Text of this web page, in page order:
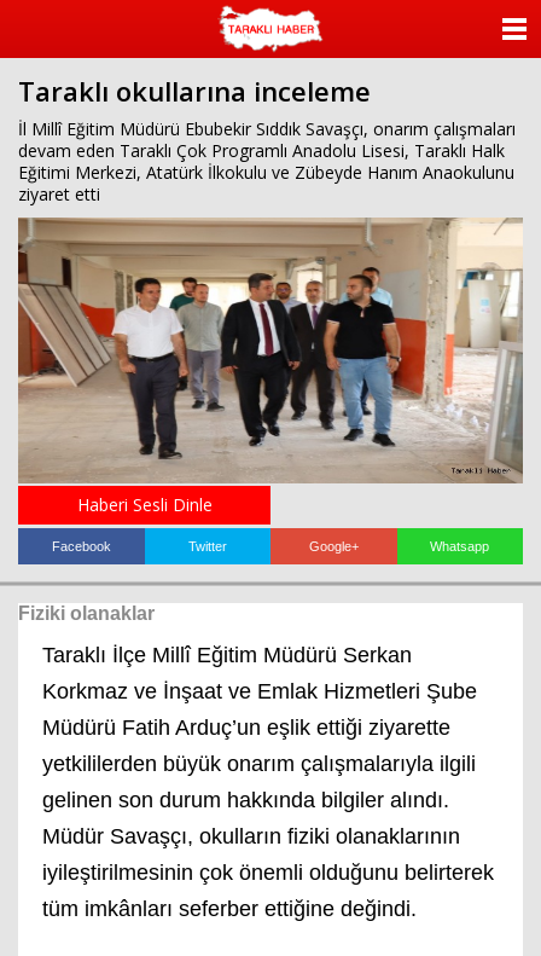
Taraklı okullarına inceleme
İl Millî Eğitim Müdürü Ebubekir Sıddık Savaşçı, onarım çalışmaları
devam eden Taraklı Çok Programlı Anadolu Lisesi, Taraklı Halk
Eğitimi Merkezi, Atatürk İlkokulu ve Zübeyde Hanım Anaokulunu
ziyaret etti
Haberi Sesli Dinle
Facebook Twitter Google+ Whatsapp
Fiziki olanaklar
Taraklı İlçe Millî Eğitim Müdürü Serkan
Korkmaz ve İnşaat ve Emlak Hizmetleri Şube
Müdürü Fatih Arduç’un eşlik ettiği ziyarette
yetkililerden büyük onarım çalışmalarıyla ilgili
gelinen son durum hakkında bilgiler alındı.
Müdür Savaşçı, okulların fiziki olanaklarının
iyileştirilmesinin çok önemli olduğunu belirterek
tüm imkânları seferber ettiğine değindi.
KATEGORİLER
YAZARLAR
FOTO GALERİ
VİDEO GALERİ
KÜNYE
İLETİŞİM